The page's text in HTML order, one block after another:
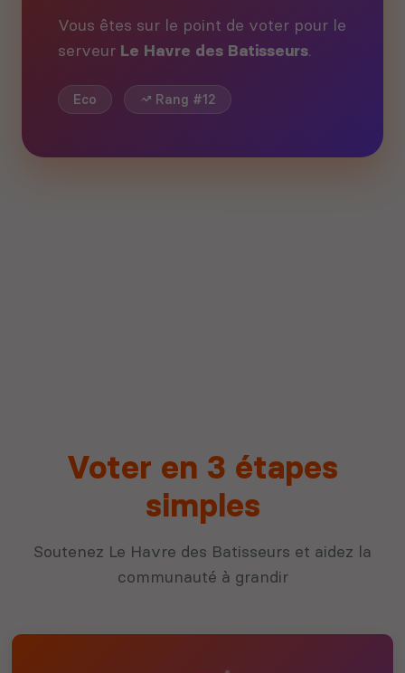
Vous êtes sur le point de voter pour le
serveur Le Havre des Batisseurs.
Eco Rang #12
Voter en 3 étapes
simples
Soutenez Le Havre des Batisseurs et aidez la
communauté à grandir